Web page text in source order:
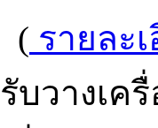
( รายละ
รับวางเค